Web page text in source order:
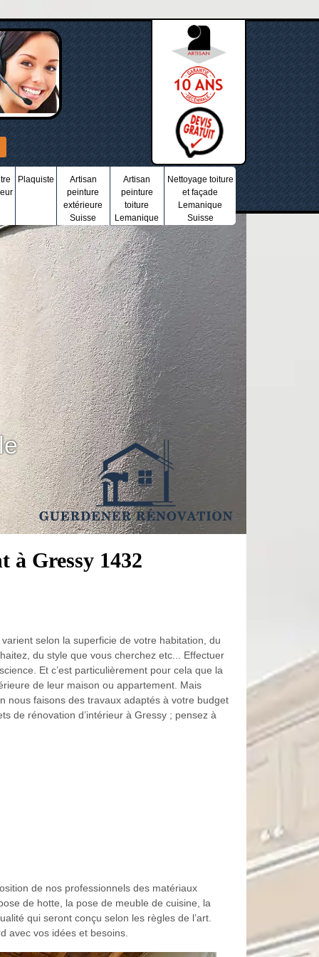
Plaquiste
Artisan
peinture
extérieure
Suisse
Artisan
peinture
toiture
Lemanique
Nettoyage toiture
et façade
Lemanique
Suisse
à Gressy 1432
selon la superficie de votre habitation, du
du style que vous cherchez etc... Effectuer
Et c’est particulièrement pour cela que la
de leur maison ou appartement. Mais
nous faisons des travaux adaptés à votre budget
de rénovation d’intérieur à Gressy ; pensez à
de nos professionnels des matériaux
de hotte, la pose de meuble de cuisine, la
qui seront conçu selon les règles de l’art.
avec vos idées et besoins.